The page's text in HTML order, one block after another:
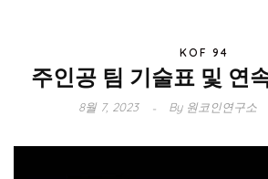
KOF 94
주인공 팀 기술표 및 연
8월 7, 2023 By원코인연구소